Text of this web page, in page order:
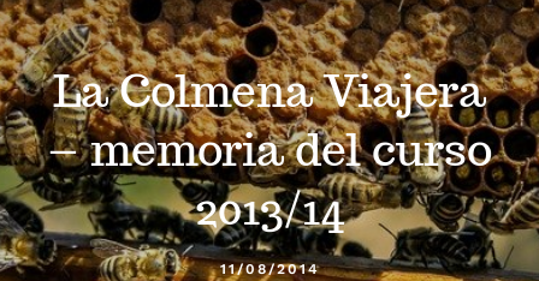
Calendario
Blog
Contacto
Stop Velutina
La Colmena Viajera
– memoria del curso
2013/14
11/08/2014